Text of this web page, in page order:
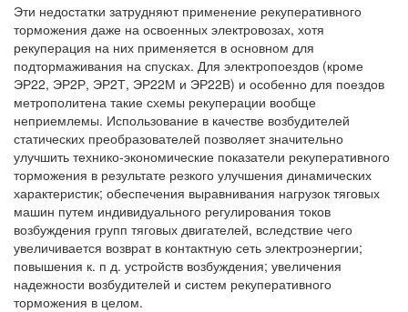
Эти недостатки затрудняют применение рекуперативного
торможения даже на освоенных электровозах, хотя
рекуперация на них применяется в основном для
подтормаживания на спусках. Для электропоездов (кроме
ЭР22, ЭР2Р, ЭР2Т, ЭР22М и ЭР22В) и особенно для поездов
метрополитена такие схемы рекуперации вообще
неприемлемы. Использование в качестве возбудителей
статических преобразователей позволяет значительно
улучшить технико-экономические показатели рекуперативного
торможения в результате резкого улучшения динамических
характеристик; обеспечения выравнивания нагрузок тяговых
машин путем индивидуального регулирования токов
возбуждения групп тяговых двигателей, вследствие чего
увеличивается возврат в контактную сеть электроэнергии;
повышения к. п д. устройств возбуждения; увеличения
надежности возбудителей и систем рекуперативного
торможения в целом.